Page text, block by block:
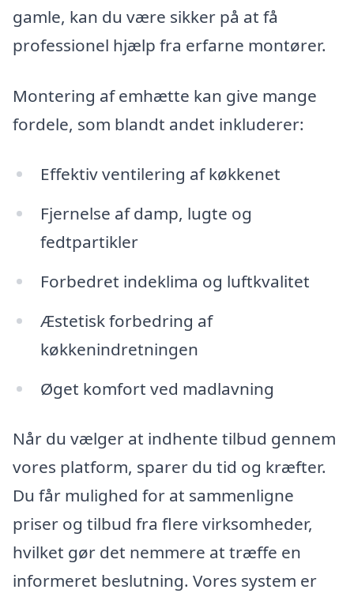
gamle, kan du være sikker på at få
professionel hjælp fra erfarne montører.
Montering af emhætte kan give mange
fordele, som blandt andet inkluderer:
Effektiv ventilering af køkkenet
Fjernelse af damp, lugte og
fedtpartikler
Forbedret indeklima og luftkvalitet
Æstetisk forbedring af
køkkenindretningen
Øget komfort ved madlavning
Når du vælger at indhente tilbud gennem
vores platform, sparer du tid og kræfter.
Du får mulighed for at sammenligne
priser og tilbud fra flere virksomheder,
hvilket gør det nemmere at træffe en
informeret beslutning. Vores system er